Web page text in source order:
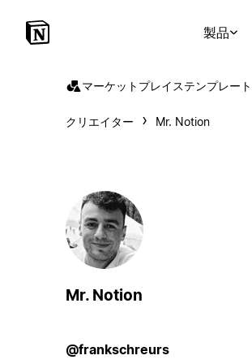
製品
マーケットプレイステンプレート
クリエイター Mr. Notion
Mr. Notion
@frankschreurs